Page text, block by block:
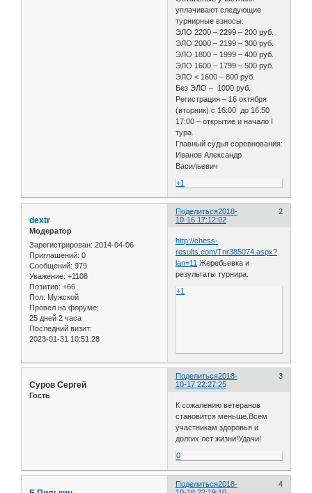
уплачивают следующие
турнирные взносы:
ЭЛО 2200 – 2299 – 200 руб.
ЭЛО 2000 – 2199 – 300 руб.
ЭЛО 1800 – 1999 – 400 руб.
ЭЛО 1600 – 1799 – 500 руб.
ЭЛО < 1600 – 800 руб.
Без ЭЛО – 1000 руб.
Регистрация – 16 октября
(вторник) с 16:00 до 16:50
17:00 – открытие и начало I
тура.
Главный судья соревнования:
Иванов Александр
Васильевич
+1
Поделиться 2
2018-
10-16 17:12:02
dextr
Модератор
Зарегистрирован: 2014-04-06
Приглашений: 0
Сообщений: 979
Уважение: +1108
Позитив: +66
Пол: Мужской
Провел на форуме:
25 дней 2 часа
Последний визит:
2023-01-31 10:51:28
http://chess-
results.com/Tnr385074.aspx?
lan=11 Жеребьевка и
результаты турнира.
+1
Поделиться 3
2018-
10-17 22:27:25
Суров Сергей
Гость
К сожалению ветеранов
становится меньше.Всем
участникам здоровья и
долгих лет жизни!Удачи!
0
Поделиться 4
2018-